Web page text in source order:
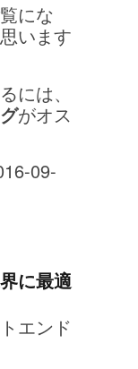
にな
います
には、
がオス
に最適
エンド